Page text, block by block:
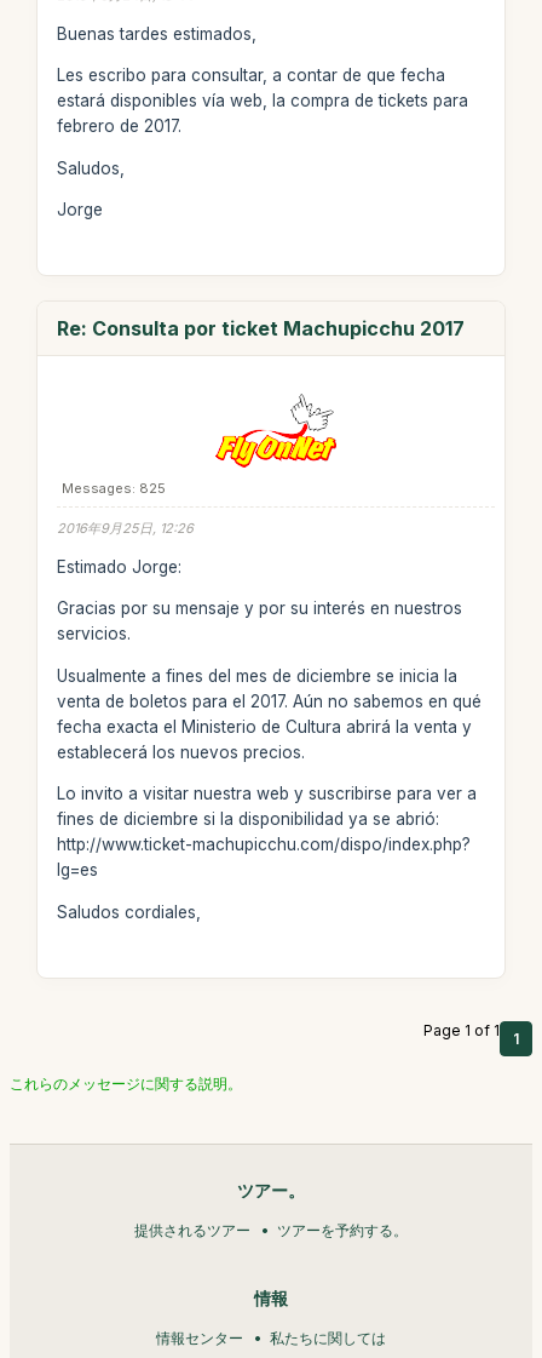
Buenas tardes estimados,
Les escribo para consultar, a contar de que fecha
estará disponibles vía web, la compra de tickets para
febrero de 2017.
Saludos,
Jorge
Re: Consulta por ticket Machupicchu 2017
Messages: 825
2016年9月25日, 12:26
Estimado Jorge:
Gracias por su mensaje y por su interés en nuestros
servicios.
Usualmente a fines del mes de diciembre se inicia la
venta de boletos para el 2017. Aún no sabemos en qué
fecha exacta el Ministerio de Cultura abrirá la venta y
establecerá los nuevos precios.
Lo invito a visitar nuestra web y suscribirse para ver a
fines de diciembre si la disponibilidad ya se abrió:
http://www.ticket-machupicchu.com/dispo/index.php?
lg=es
Saludos cordiales,
Page 1 of 1 1
これらのメッセージに関する説明。
ツアー。
提供されるツアー ツアーを予約する。
情報
情報センター 私たちに関しては